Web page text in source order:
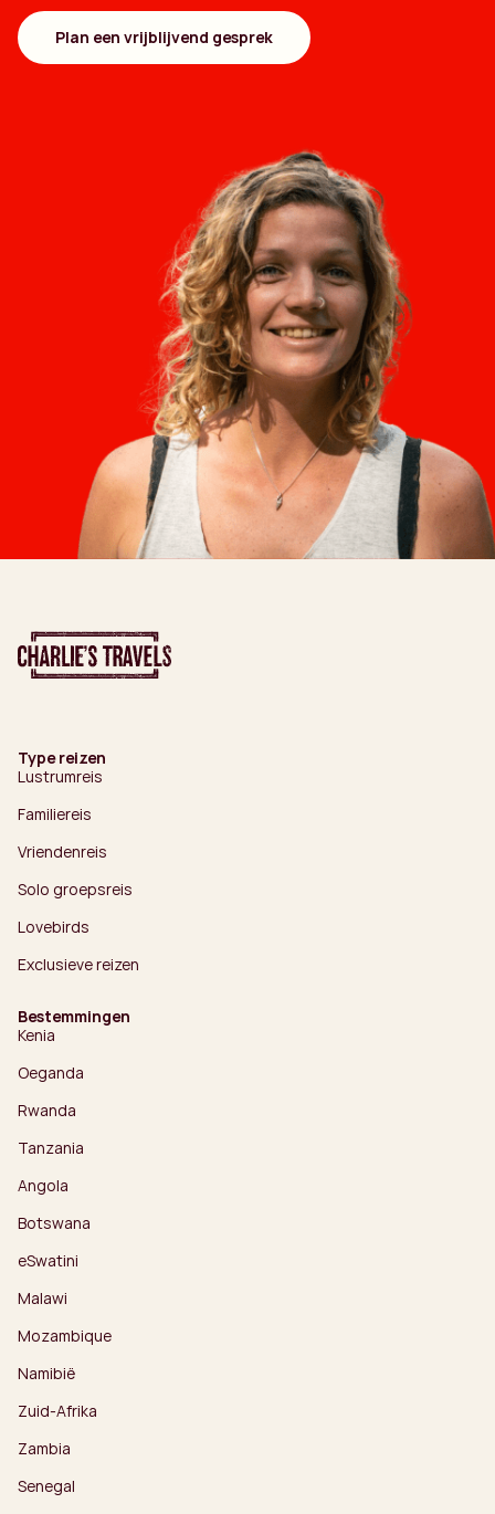
Plan een vrijblijvend gesprek
Type reizen
Lustrumreis
Familiereis
Vriendenreis
Solo groepsreis
Lovebirds
Exclusieve reizen
Bestemmingen
Kenia
Oeganda
Rwanda
Tanzania
Angola
Botswana
eSwatini
Malawi
Mozambique
Namibië
Zuid-Afrika
Zambia
Senegal